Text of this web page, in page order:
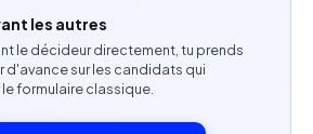
dynamique et souriante.
rapidement à une équipe
les autres
le décideur directement, tu prends
d'avance sur les candidats qui
formulaire classique.